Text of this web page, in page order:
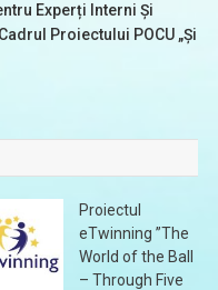
Experți Interni Și
Proiectului POCU „Și
Proiectul
eTwinning ”The
World of the Ball
– Through Five